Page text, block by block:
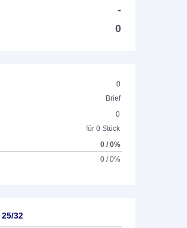
-
0
0
Brief
0
für 0 Stück
0 / 0%
0 / 0%
32